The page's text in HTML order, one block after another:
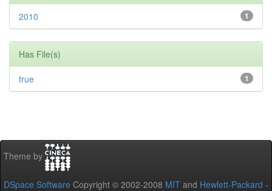
1
2010
Has File(s)
1
true
Theme by
DSpace Software Copyright © 2002-2008 MIT and Hewlett-Packard -